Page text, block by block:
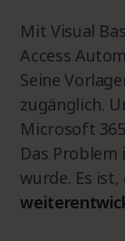
Mit Visual
Access
Seine
zugänglich.
Microsoft
Das
wurde. Es ist,